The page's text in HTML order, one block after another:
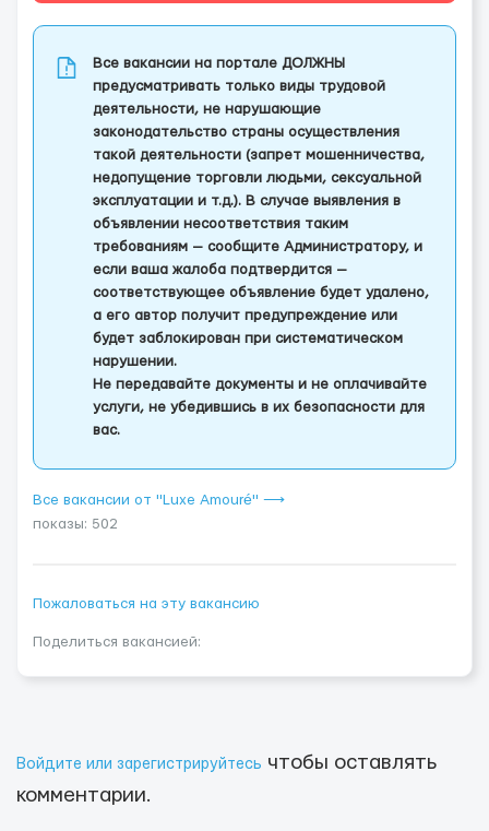
Все вакансии на портале ДОЛЖНЫ
предусматривать только виды трудовой
деятельности, не нарушающие
законодательство страны осуществления
такой деятельности (запрет мошенничества,
недопущение торговли людьми, сексуальной
эксплуатации и т.д.). В случае выявления в
объявлении несоответствия таким
требованиям — сообщите Администратору, и
если ваша жалоба подтвердится —
соответствующее объявление будет удалено,
а его автор получит предупреждение или
будет заблокирован при систематическом
нарушении.
Не передавайте документы и не оплачивайте
услуги, не убедившись в их безопасности для
вас.
Все вакансии от "Luxe Amouré" ⟶
показы: 502
Пожаловаться на эту вакансию
Поделиться вакансией:
Войдите или зарегистрируйтесь чтобы оставлять
комментарии.